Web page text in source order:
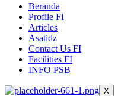
Beranda
Profile FI
Articles
Asatidz
Contact Us FI
Facilities FI
INFO PSB
X